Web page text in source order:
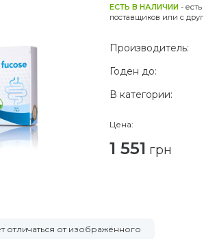
ЕСТЬ В НАЛИЧИИ -
поставщиков или с
Производитель:
Годен до:
В категории:
Цена:
1 551 грн
отличаться от изображённого